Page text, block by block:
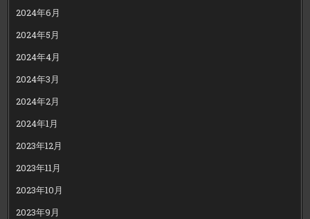
2024年6月
2024年5月
2024年4月
2024年3月
2024年2月
2024年1月
2023年12月
2023年11月
2023年10月
2023年9月